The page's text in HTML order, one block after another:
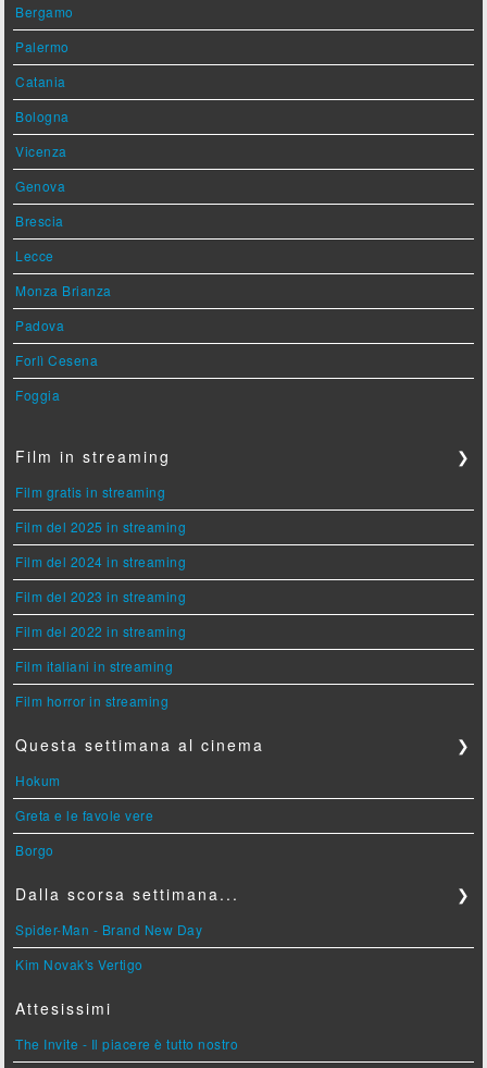
Bergamo
Palermo
Catania
Bologna
Vicenza
Genova
Brescia
Lecce
Monza Brianza
Padova
Forlì Cesena
Foggia
Film in streaming ❯
Film gratis in streaming
Film del 2025 in streaming
Film del 2024 in streaming
Film del 2023 in streaming
Film del 2022 in streaming
Film italiani in streaming
Film horror in streaming
Questa settimana al cinema ❯
Hokum
Greta e le favole vere
Borgo
Dalla scorsa settimana... ❯
Spider-Man - Brand New Day
Kim Novak's Vertigo
Attesissimi
The Invite - Il piacere è tutto nostro